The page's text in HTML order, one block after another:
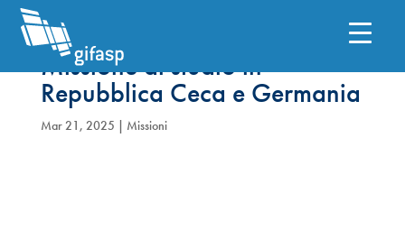
Missione di studio in
Repubblica Ceca e Germania
Mar 21, 2025 | Missioni